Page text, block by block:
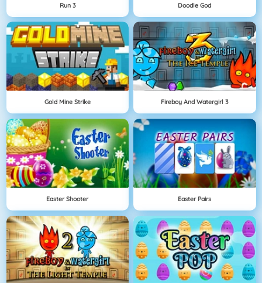
Run 3 Doodle God
Gold Mine Strike Fireboy And Watergirl 3
Easter Shooter Easter Pairs